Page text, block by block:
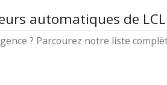
automatiques de
? Parcourez notre liste